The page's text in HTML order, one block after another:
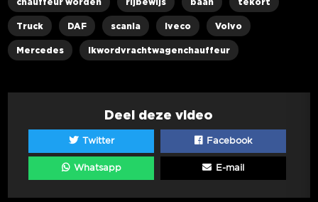
Truck DAF scania Iveco Volvo
Mercedes ikwordvrachtwagenchauffeur
Deel deze video
Twitter Facebook
Whatsapp E-mail